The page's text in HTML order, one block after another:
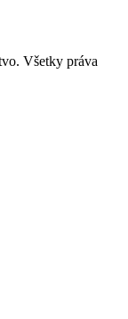
Všetky práva